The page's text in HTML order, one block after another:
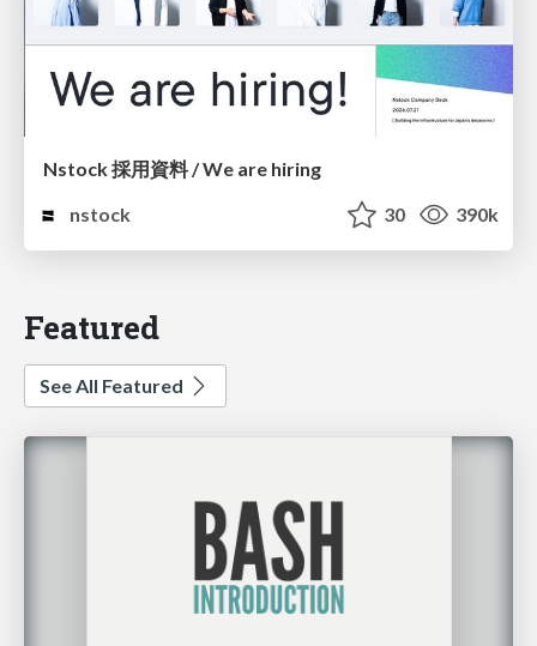
Nstock 採用資料 / We are hiring
nstock
30 390k
Featured
See All Featured